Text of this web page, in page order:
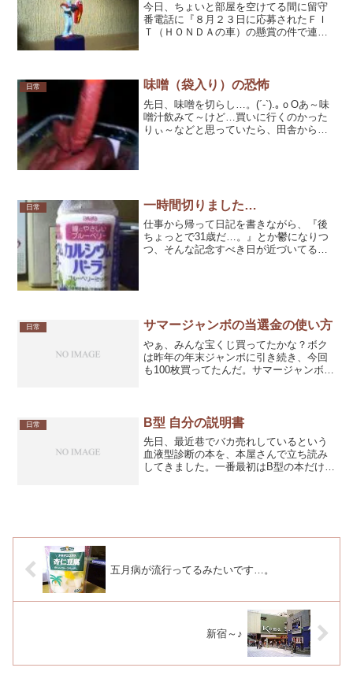
今日、ちょいと部屋を空けてる間に留守
番電話に『８月２３日に応募されたＦＩ
Ｔ（ＨＯＮＤＡの車）の懸賞の件で連絡
ΣΣΣ(°д° )！...
日常 味噌（袋入り）の恐怖
先日、味噌を切らし…。(´-`).｡ｏOあ～味
噌汁飲みて～けど…買いに行くのかった
りぃ～などと思っていたら、田舎から送
日常 一時間切りました…
仕事から帰って日記を書きながら、『後
ちょっとで31歳だ…。』とか鬱になりつ
つ、そんな記念すべき日が近づいてるに
日常 サマージャンボの当選金の使い方
やぁ、みんな宝くじ買ってたかな？ボク
は昨年の年末ジャンボに引き続き、今回
も100枚買ってたんだ。サマージャンボ。
ったら10枚...
日常 B型 自分の説明書
先日、最近巷でバカ売れしているという
血液型診断の本を、本屋さんで立ち読み
してきました。一番最初はB型の本だけ発
五月病が流行ってるみたいです…。
新宿～♪